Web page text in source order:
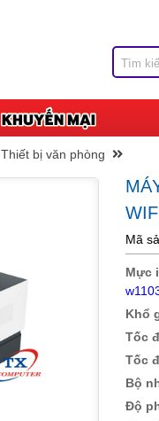
Thiết bị văn phòng
Mã
Mực
Khổ
Tốc
Tốc
Bộ
Độ